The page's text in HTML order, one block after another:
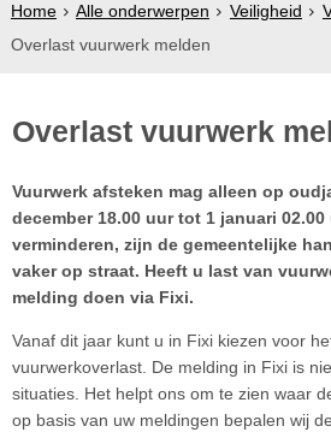
Home Alle onderwerpen Veiligheid
Overlast vuurwerk melden
Overlast vuurwerk
Vuurwerk afsteken mag alleen op
december 18.00 uur tot 1 januari
verminderen, zijn de gemeentelijke
vaker op straat. Heeft u last van
melding doen via Fixi.
Vanaf dit jaar kunt u in Fixi kiezen voor
vuurwerkoverlast. De melding in Fixi is
situaties. Het helpt ons om te zien waar
op basis van uw meldingen bepalen wij